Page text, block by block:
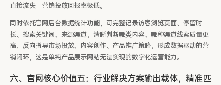
直接流失，营销投放回报率极低。
同时依托官网后台数据统计功能，可完整记录访客浏览页面、停留时
长、搜索关键词、来源渠道，清晰判断哪类内容、哪种渠道线索质量更
高，反向指导市场投放、内容创作、产品推广策略，形成数据驱动的营
销闭环，这是单纯产品展示网站无法实现的数字化运营能力。
六、官网核心价值五：行业解决方案输出载体，精准匹